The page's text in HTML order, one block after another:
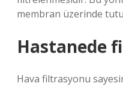
membran üzerinde
Hastanede
Hava filtrasyonu